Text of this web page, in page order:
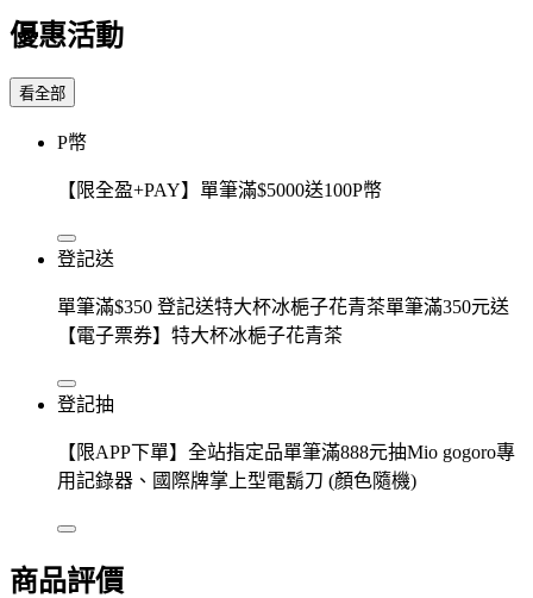
優惠活動
看全部
P幣
【限全盈+PAY】單筆滿$5000送100P幣
登記送
單筆滿$350 登記送特大杯冰梔子花青茶單筆滿350元送
【電子票券】特大杯冰梔子花青茶
登記抽
【限APP下單】全站指定品單筆滿888元抽Mio gogoro專
用記錄器、國際牌掌上型電鬍刀 (顏色隨機)
商品評價